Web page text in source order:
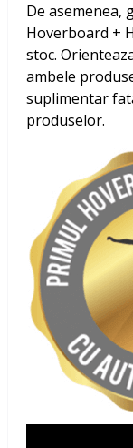
De asemenea,
Hoverboard +
stoc.
ambele
suplimentar
produselor.